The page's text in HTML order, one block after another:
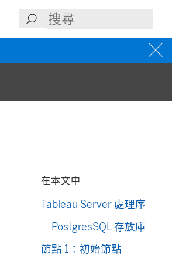
在本文中
Tableau Server 處理序
PostgresSQL 存放庫
節點 1：初始節點